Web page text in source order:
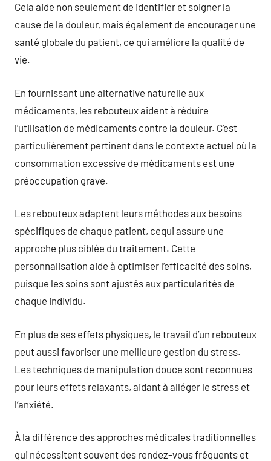
Cela aide non seulement de identifier et soigner la
cause de la douleur, mais également de encourager une
santé globale du patient, ce qui améliore la qualité de
vie.
En fournissant une alternative naturelle aux
médicaments, les rebouteux aident à réduire
l’utilisation de médicaments contre la douleur. C’est
particulièrement pertinent dans le contexte actuel où la
consommation excessive de médicaments est une
préoccupation grave.
Les rebouteux adaptent leurs méthodes aux besoins
spécifiques de chaque patient, cequi assure une
approche plus ciblée du traitement. Cette
personnalisation aide à optimiser l’efficacité des soins,
puisque les soins sont ajustés aux particularités de
chaque individu.
En plus de ses effets physiques, le travail d’un rebouteux
peut aussi favoriser une meilleure gestion du stress.
Les techniques de manipulation douce sont reconnues
pour leurs effets relaxants, aidant à alléger le stress et
l’anxiété.
À la différence des approches médicales traditionnelles
qui nécessitent souvent des rendez-vous fréquents et